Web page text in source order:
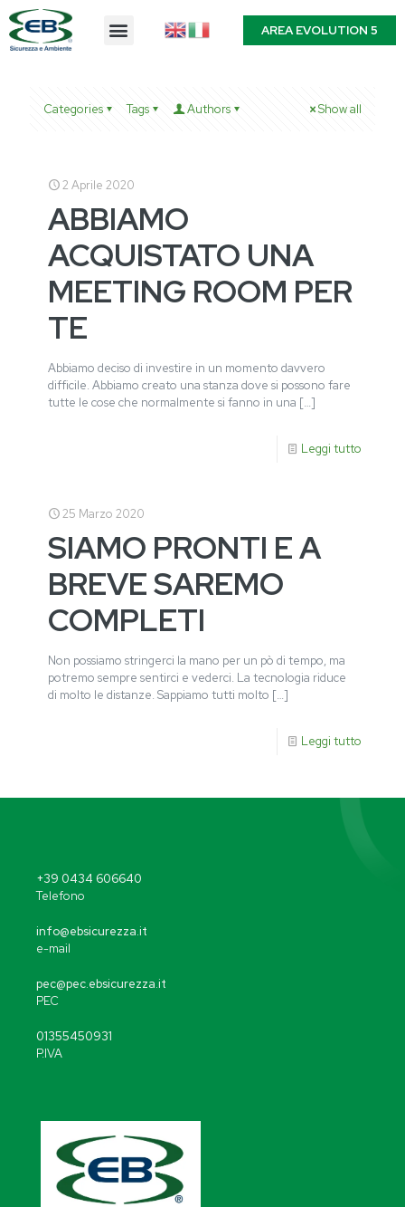
AREA EVOLUTION 5
Categories Tags Authors Show all
2 Aprile 2020
ABBIAMO
ACQUISTATO UNA
MEETING ROOM PER
TE
Abbiamo deciso di investire in un momento davvero
difficile. Abbiamo creato una stanza dove si possono fare
tutte le cose che normalmente si fanno in una […]
Leggi tutto
25 Marzo 2020
SIAMO PRONTI E A
BREVE SAREMO
COMPLETI
Non possiamo stringerci la mano per un pò di tempo, ma
potremo sempre sentirci e vederci. La tecnologia riduce
di molto le distanze. Sappiamo tutti molto […]
Leggi tutto
+39 0434 606640
Telefono
info@ebsicurezza.it
e-mail
pec@pec.ebsicurezza.it
PEC
01355450931
P.IVA